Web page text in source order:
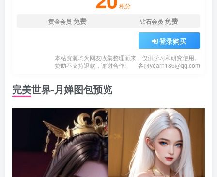
积分
黄金会员 免费 钻石会员 免费
登录购买
本站资源均为网友收集整理而来，仅供学习和研究使用。
赞助不支持退款，谢谢合作!
客服yearn186@qq.com
完美世界-月婵图包预览